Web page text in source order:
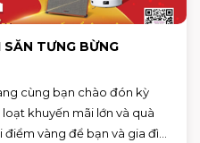
TƯNG BỪNG
cùng bạn chào đón kỳ
khuyến mãi lớn và quà
vàng để bạn và gia đình